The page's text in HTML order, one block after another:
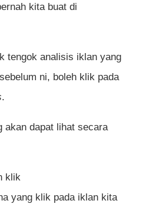
kita buat di
tengok analisis iklan yang
ni, boleh klik pada
.
akan dapat lihat secara
klik
yang klik pada iklan kita